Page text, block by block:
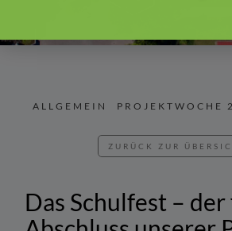
ALLGEMEIN PROJEKTWOCHE
ZURÜCK ZUR
Das Schulfest –